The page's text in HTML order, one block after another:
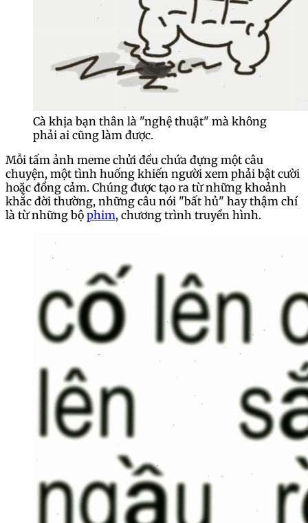
Cà khịa bạn thân là "nghệ thuật" mà không
phải ai cũng làm được.
Mỗi tấm ảnh meme chửi đều chứa đựng một câu
chuyện, một tình huống khiến người xem phải bật cười
hoặc đồng cảm. Chúng được tạo ra từ những khoảnh
khắc đời thường, những câu nói "bất hủ" hay thậm chí
là từ những bộ phim, chương trình truyền hình.